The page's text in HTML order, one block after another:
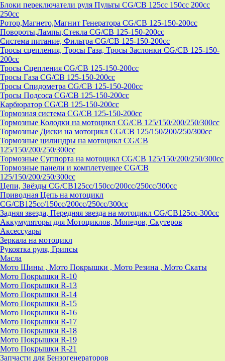
Блоки переключатели руля Пульты CG/CB 125cc 150cc 200cc
250cc
Ротор,Магнето,Магнит Генератора CG/CB 125-150-200cc
Повороты,Лампы,Стекла CG/CB 125-150-200cc
Система питание, Фильтра CG/CB 125-150-200cc
Тросы сцепления, Тросы Газа, Тросы Заслонки CG/CB 125-150-
200cc
Тросы Сцепления CG/CB 125-150-200cc
Тросы Газа CG/CB 125-150-200cc
Тросы Спидометра CG/CB 125-150-200cc
Тросы Подсоса CG/CB 125-150-200cc
Карбюратор CG/CB 125-150-200cc
Тормозная система CG/CB 125-150-200cc
Тормозные Колодки на мотоцикл CG/CB 125/150/200/250/300cc
Тормозные Диски на мотоцикл CG/CB 125/150/200/250/300cc
Тормозные цилиндры на мотоцикл CG/CB
125/150/200/250/300cc
Тормозные Суппорта на мотоцикл CG/CB 125/150/200/250/300cc
Тормозные панели и комплетуещее CG/CB
125/150/200/250/300cc
Цепи, Звёзды CG/CB125cc/150cc/200cc/250cc/300cc
Приводная Цепь на мотоцикл
CG/CB125cc/150cc/200cc/250cc/300cc
Задняя звезда, Передняя звезда на мотоцикл CG/CB125cc-300сс
Аккумуляторы для Мотоциклов, Мопедов, Скутеров
Аксессуары
Зеркала на мотоцикл
Рукоятка руля, Грипсы
Масла
Мото Шины , Мото Покрышки , Мото Резина , Мото Скаты
Мото Покрышки R-10
Мото Покрышки R-13
Мото Покрышки R-14
Мото Покрышки R-15
Мото Покрышки R-16
Мото Покрышки R-17
Мото Покрышки R-18
Мото Покрышки R-19
Мото Покрышки R-21
Запчасти для Бензогенераторов